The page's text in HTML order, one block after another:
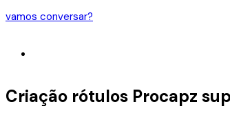
vamos conversar?
Criação rótulos Procapz